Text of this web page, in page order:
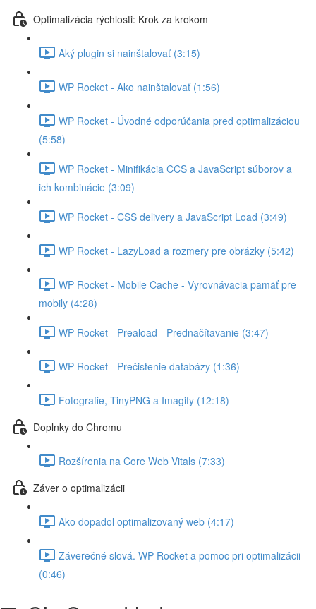
Optimalizácia rýchlosti: Krok za krokom
Aký plugin si nainštalovať (3:15)
WP Rocket - Ako nainštalovať (1:56)
WP Rocket - Úvodné odporúčania pred optimalizáciou
(5:58)
WP Rocket - Minifikácia CCS a JavaScript súborov a
ich kombinácie (3:09)
WP Rocket - CSS delivery a JavaScript Load (3:49)
WP Rocket - LazyLoad a rozmery pre obrázky (5:42)
WP Rocket - Mobile Cache - Vyrovnávacia pamäť pre
mobily (4:28)
WP Rocket - Preaload - Prednačítavanie (3:47)
WP Rocket - Prečistenie databázy (1:36)
Fotografie, TinyPNG a Imagify (12:18)
Doplnky do Chromu
Rozšírenia na Core Web Vitals (7:33)
Záver o optimalizácii
Ako dopadol optimalizovaný web (4:17)
Záverečné slová. WP Rocket a pomoc pri optimalizácii
(0:46)